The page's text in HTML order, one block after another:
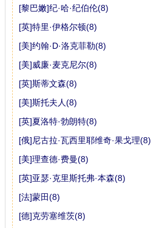
[黎巴嫩]纪·哈·纪伯伦(8)
[英]特里·伊格尔顿(8)
[美]约翰·D·洛克菲勒(8)
[美]威廉·麦克尼尔(8)
[英]斯蒂文森(8)
[美]斯托夫人(8)
[英]夏洛特·勃朗特(8)
[俄]尼古拉·瓦西里耶维奇·果戈理(8)
[美]理查德·费曼(8)
[英]亚瑟·克里斯托弗·本森(8)
[法]蒙田(8)
[德]克劳塞维茨(8)